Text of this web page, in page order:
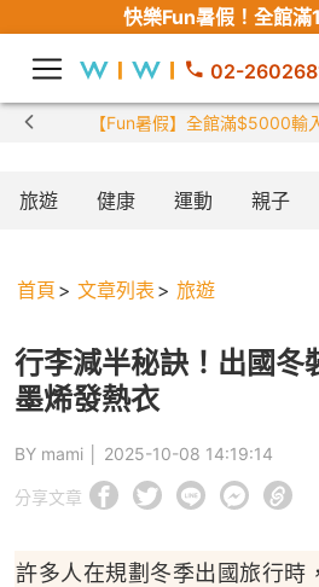
快樂Fun暑假！ 全館
02-
旅遊 健康 運動 親子
首頁 文章列表 旅遊
行李減半秘訣！出國冬
墨烯發熱衣
BY mami │ 2025-10-08 14:19:14
分享文章
許多人在規劃冬季出國旅行時